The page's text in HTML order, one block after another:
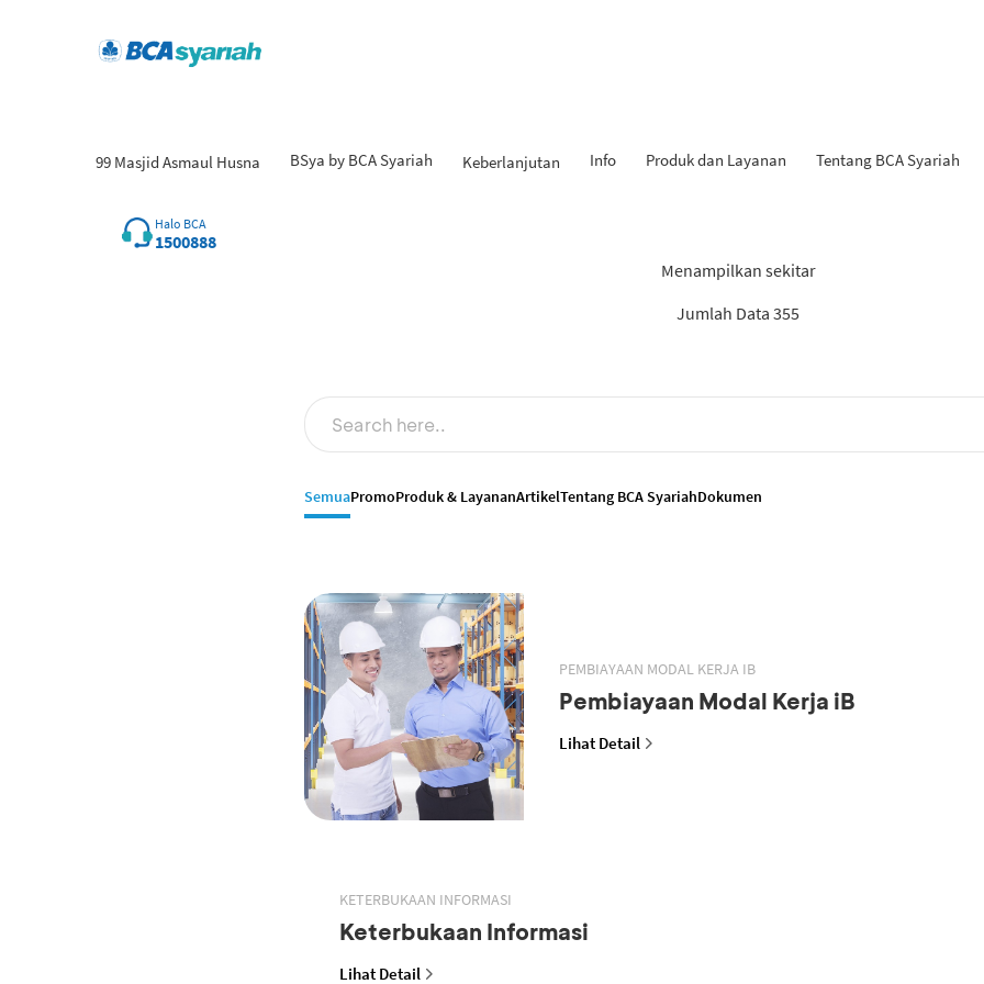
99 Masjid Asmaul Husna BSya by BCA Syariah Keberlanjutan Info Produk dan Layanan Tentang BCA Syariah
Halo BCA
1500888
Menampilkan sekitar
Jumlah Data 355
SemuaPromoProduk & LayananArtikelTentang BCA SyariahDokumen
PEMBIAYAAN MODAL KERJA IB
Pembiayaan Modal Kerja iB
Lihat Detail
KETERBUKAAN INFORMASI
Keterbukaan Informasi
Lihat Detail